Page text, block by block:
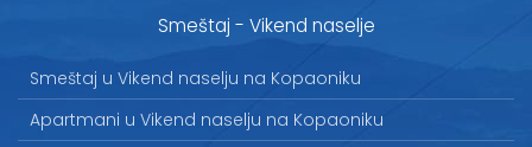
Smeštaj - Vikend naselje
Smeštaj u Vikend naselju na Kopaoniku
Apartmani u Vikend naselju na Kopaoniku